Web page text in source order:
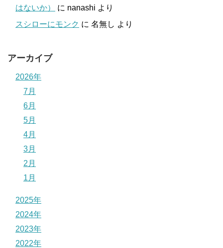
はないか）
に nanashi より
スシローにモンク に 名無し より
アーカイブ
2026年
7月
6月
5月
4月
3月
2月
1月
2025年
2024年
2023年
2022年